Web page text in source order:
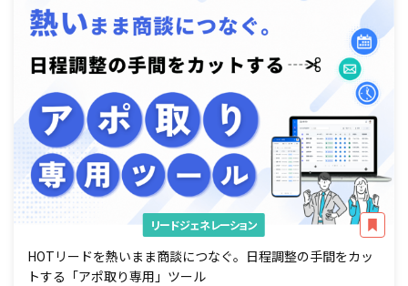
リードジェネレーション
HOTリードを熱いまま商談につなぐ。日程調整の手間をカッ
トする「アポ取り専用」ツール